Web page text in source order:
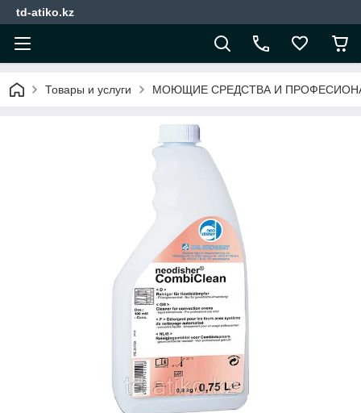
td-atiko.kz
Товары и услуги МОЮЩИЕ СРЕДСТВА И